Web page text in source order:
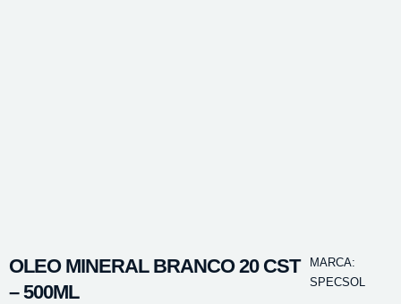
OLEO MINERAL BRANCO 20 CST
– 500ML
MARCA:
SPECSOL